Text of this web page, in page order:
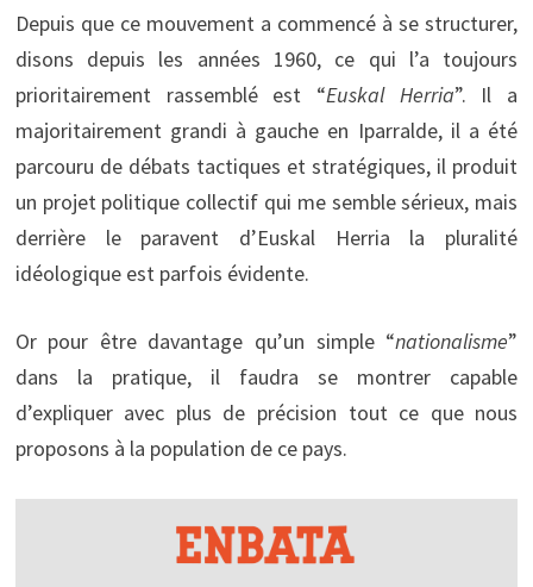
Depuis que ce mouvement a commencé à se structurer,
disons depuis les années 1960, ce qui l’a toujours
prioritairement rassemblé est “Euskal Herria”. Il a
majoritairement grandi à gauche en Iparralde, il a été
parcouru de débats tactiques et stratégiques, il produit
un projet politique collectif qui me semble sérieux, mais
derrière le paravent d’Euskal Herria la pluralité
idéologique est parfois évidente.
Or pour être davantage qu’un simple “nationalisme”
dans la pratique, il faudra se montrer capable
d’expliquer avec plus de précision tout ce que nous
proposons à la population de ce pays.